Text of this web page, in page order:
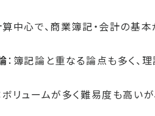
算中心で、商業簿記・会計の基
：簿記論と重なる論点も多く、
ボリュームが多く難易度も高い